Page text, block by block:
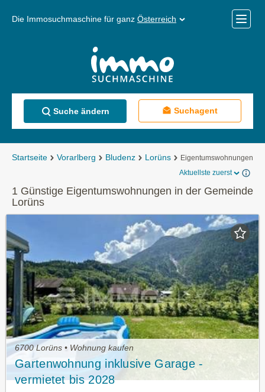
Die Immosuchmaschine für ganz Österreich
Menü
Suche ändern Suchagent
Startseite Vorarlberg Bludenz Lorüns
Eigentumswohnungen
Aktuellste zuerst
1 Günstige Eigentumswohnungen in der Gemeinde
Lorüns
6700 Lorüns • Wohnung kaufen
Gartenwohnung inklusive Garage -
vermietet bis 2028